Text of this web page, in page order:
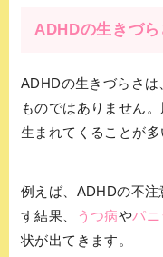
ADHDの生きづ
ADHDの生きづらさ
ものではありません
生まれてくることが多
例えば、ADHDの不注
す結果、
うつ病やパニ
状が出てきます。